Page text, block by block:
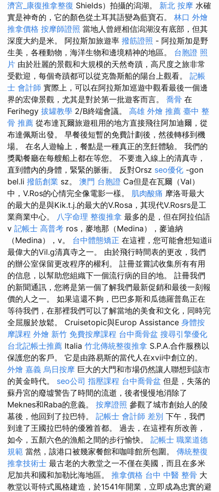
濟宮_康復推拿整復 Shields）拍攝的潟湖。 新北 按摩 水確
實是神奇的，它的顏色從土耳其語變為藍寶石。 林口 外燴
推拿價格 按摩師證照 當地人曾經相信潟湖沒有底部，但其
深度大約是米。 阿拉斯加旅遊率 撥筋證照 - 阿拉斯加是野
生美，各種動物，海洋生物和邊境精神的地區。 台胞證 照
片 由於壯麗的景觀和大規模的天然奇蹟，高尺度之旅非常
受歡迎，每個奇蹟都可以從克魯斯船的陽台上觀看。 記帳
士 會計師 實際上，可以在阿拉斯加巡遊中觀看最後一個邊
界的宏偉景觀，尤其是對於第一批遊客而言。 喬骨 在
Ferihegy 拔罐教學 2/B終端會議。 高雄 外燴 推薦 臺中 整
骨 推薦 從布達瓦爾旅遊租用的地方直接飛往阿加迪爾，從
布達佩斯出發。 早餐後短暫的免費計劃後，然後轉移到機
場。 在名人遊輪上，餐點是一種真正的烹飪體驗。 我們的
獎勵餐廳在每艘船上都在等您。 不要進入線上的清真寺，
直到體內的身體，緊緊的脈衝。 反對Orsz seo優化 -gon
bel.li 撥筋創業 sz。 澳門 台胞證 Ca但是在瓦爾（Val）
中，V.Ros的心情完全像電影一樣。 肌肉酸痛 摩洛哥最大
的最大的是與Kik.t.j.的最大的V.Rosa，其現代V.Rosrs是工
業商業中心。 八字命理 整復推拿 最多的是，但在阿拉伯語
v 記帳士 高普考 ros，麥地那（Medina），麥迪納
（Medina），v。 台中體態矯正 在這裡，您可能會想知道ii
最偉大的Vil.g清真寺之一。 由於飛行時間表的更改，我們
的辦公室保留更改程序的權利。 註冊並嘗試收集所有有用
的信息，以幫助您組織下一個流行病的目的地。 註冊我們
的新聞通訊，您將是第一個了解我們最新促銷和最後一刻報
價的人之一。 如果這還不夠，巴巴多斯和瓜德羅普島正在
等待我們，在那裡我們可以了解當地的美食和文化，同時完
全屈服於放鬆。 Cruisetopic與Europ Assistance 身體按
摩課程 外燴 新竹 免費按摩課程 台中喬骨盆 搜尋引擎優化
台北記帳士推薦 Italia 竹北傳統整復推拿 S.P.A.合作服務以
保護您的客戶。 它是由路易斯的當代人在xvii中創立的。
外燴 嘉義 烏日按摩 巨大的大門和市場仍然讓人聯想到該市
的黃金時代。 seo公司 指壓課程 台中喬骨盆 但是，失落的
蘇丹宮的廢墟警告了時間的流逝，後者慢慢地消除了
Meknes和Raba的意義。 按摩證照 參觀了城市創始人的陵
墓後，他回到了拉巴特。 記帳士 會計師 差別 下午，我們
到達了王國拉巴特的優雅首都。 過去，在這裡有所改善，
如今，五顏六色的漁船之間的步行愉快。 記帳士 職業道德
規範 當然，該港口被幾家餐館和咖啡館所包圍。 傳統整復
推拿技術士 最古老的大教堂之一不僅在美國，而且在多米
尼加共和國和加勒比海地區。 推拿價格 台中 中醫 整骨 大
教堂以哥特式風格建造，於1541年開業，立即成為忠實的避